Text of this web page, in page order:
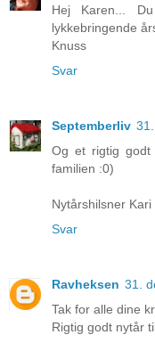
Hej Karen...
lykkebringende
Knuss
Svar
Septemberliv
Og et rigtig godt
familien :0)
Nytårshilsner Kari
Svar
Ravheksen 31.
Tak for alle dine
Rigtig godt nytår